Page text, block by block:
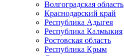
Волгоградская область
Краснодарский край
Республика Адыгея
Республика Калмыкия
Ростовская область
Республика Крым